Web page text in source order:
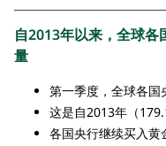
自2013年以来，全球
量
第一季度，全球各
这是自2013年（
各国央行继续买入